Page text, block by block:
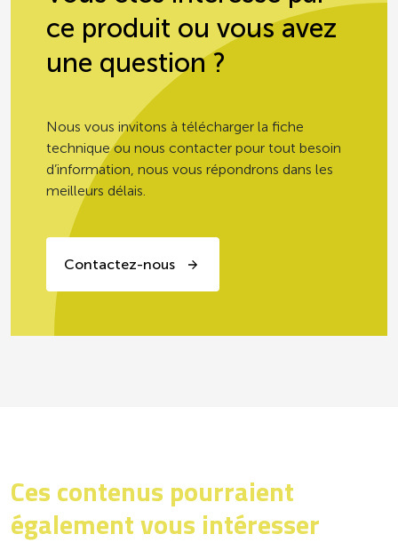
ce produit ou vous avez
une question ?
Nous vous invitons à télécharger la fiche
technique ou nous contacter pour tout besoin
d’information, nous vous répondrons dans les
meilleurs délais.
Contactez-nous
Ces contenus pourraient
également vous intéresser